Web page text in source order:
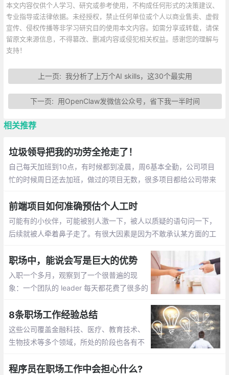
本文内容仅供个人学习、研究或参考使用，不构成任何形式的决策建议、
专业指导或法律依据。未经授权，禁止任何单位或个人以商业售卖、虚假
宣传、侵权传播等非学习研究目的使用本文内容。如需分享或转载，请保
留原文来源信息，不得篡改、删减内容或侵犯相关权益。感谢您的理解与
支持！
上一页: 我分析了上万个AI skills，这30个最实用
下一页: 用OpenClaw发微信公众号，省下我一半时间
相关推荐
垃圾领导把我的功劳全抢走了！
自己每天加班到10点，有时候都到凌晨，周6基本全勤，公司项目
忙的时候周日还去加班，做过的项目无数，很多项目都给公司带来
前端项目如何准确预估个人工时
可能有的小伙伴，可能被别人激一下，被人以质疑的语句问一下，
后续就被人牵着鼻子走了。有很大因素是因为不敢承认某方面的工
职场中，能说会写是巨大的优势
入职一个多月，观察到了一个很普遍的现
象：一个团队的 leader 每天都花费了很多的
始，说说昨天做的一些事情，然后解决团队
成员的实际问题
8条职场工作经验总结
这些公司覆盖金融科技、医疗、教育技术、
生物技术等多个领域，所处的阶段也各有不
Daniel 在不同的公司中担任各种各样的职
程序员在职场工作中会担心什么?